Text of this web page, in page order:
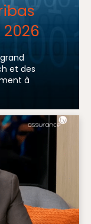
et des
à